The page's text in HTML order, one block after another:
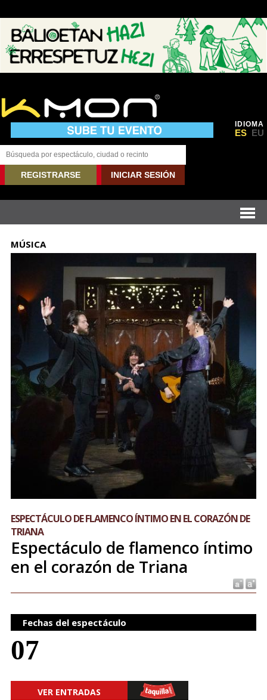
IDIOMA
ES EU
REGISTRARSE INICIAR SESIÓN
MÚSICA
ESPECTÁCULO DE FLAMENCO ÍNTIMO EN EL CORAZÓN DE
TRIANA
Espectáculo de flamenco íntimo
en el corazón de Triana
Fechas del espectáculo
07
VER ENTRADAS